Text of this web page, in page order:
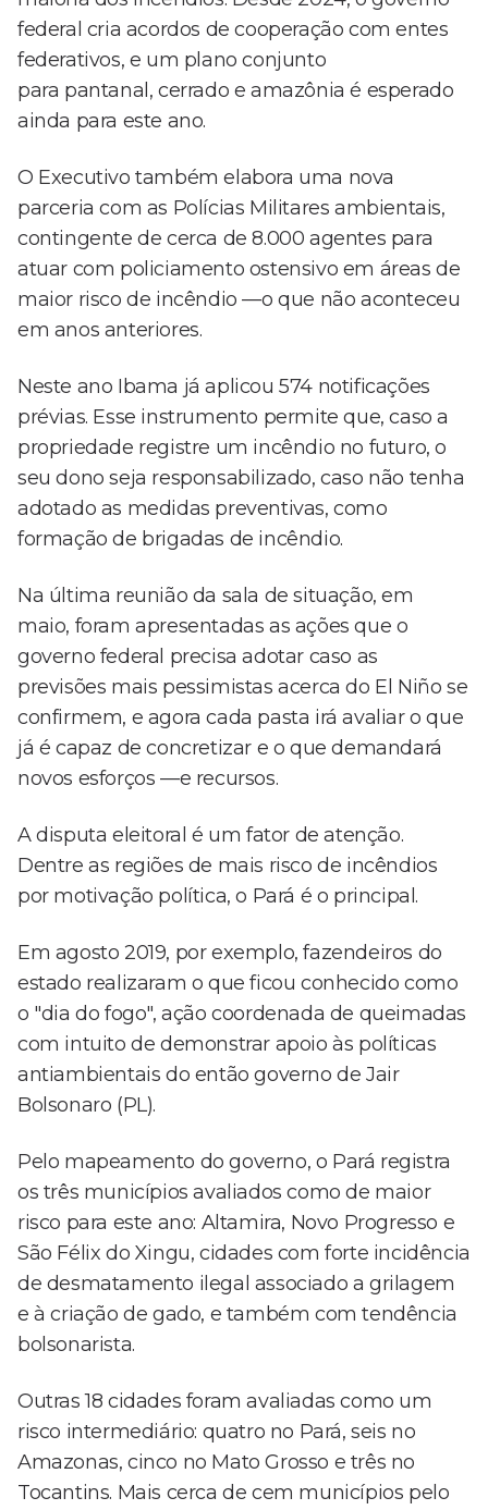
federal cria acordos de cooperação com entes
federativos, e um plano conjunto
para pantanal, cerrado e amazônia é esperado
ainda para este ano.
O Executivo também elabora uma nova
parceria com as Polícias Militares ambientais,
contingente de cerca de 8.000 agentes para
atuar com policiamento ostensivo em áreas de
maior risco de incêndio —o que não aconteceu
em anos anteriores.
Neste ano Ibama já aplicou 574 notificações
prévias. Esse instrumento permite que, caso a
propriedade registre um incêndio no futuro, o
seu dono seja responsabilizado, caso não tenha
adotado as medidas preventivas, como
formação de brigadas de incêndio.
Na última reunião da sala de situação, em
maio, foram apresentadas as ações que o
governo federal precisa adotar caso as
previsões mais pessimistas acerca do El Niño se
confirmem, e agora cada pasta irá avaliar o que
já é capaz de concretizar e o que demandará
novos esforços —e recursos.
A disputa eleitoral é um fator de atenção.
Dentre as regiões de mais risco de incêndios
por motivação política, o Pará é o principal.
Em agosto 2019, por exemplo, fazendeiros do
estado realizaram o que ficou conhecido como
o "dia do fogo", ação coordenada de queimadas
com intuito de demonstrar apoio às políticas
antiambientais do então governo de Jair
Bolsonaro (PL).
Pelo mapeamento do governo, o Pará registra
os três municípios avaliados como de maior
risco para este ano: Altamira, Novo Progresso e
São Félix do Xingu, cidades com forte incidência
de desmatamento ilegal associado a grilagem
e à criação de gado, e também com tendência
bolsonarista.
Outras 18 cidades foram avaliadas como um
risco intermediário: quatro no Pará, seis no
Amazonas, cinco no Mato Grosso e três no
Tocantins. Mais cerca de cem municípios pelo